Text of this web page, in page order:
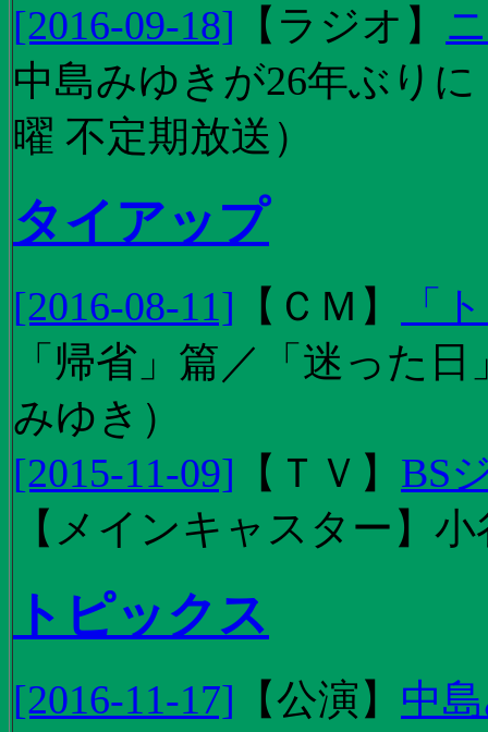
[2016-09-18] 【 ラジオ 】
中島みゆきが26年ぶり
曜 不定期放送）
タイアップ
[2016-08-11] 【 ＣＭ 】
「
「帰省」篇／「迷った
みゆき）
[2015-11-09] 【 ＴＶ 】 BS
【メインキャスター】
トピックス
[2016-11-17] 【公演 】 中